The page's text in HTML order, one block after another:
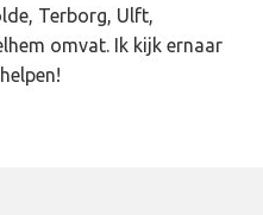
Terborg, Ulft,
omvat. Ik kijk ernaar